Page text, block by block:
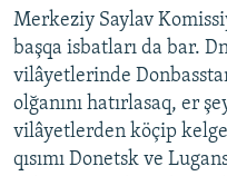
Merkeziy Saylav
başqa isbatları da bar.
vilâyetlerinde
olğanını hatırlasaq, er
vilâyetlerden köçip
qısımı Donetsk ve